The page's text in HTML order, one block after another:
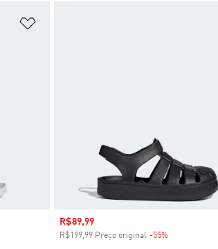
Preço com desconto
R$89,99
R$199,99 Preço original -55%